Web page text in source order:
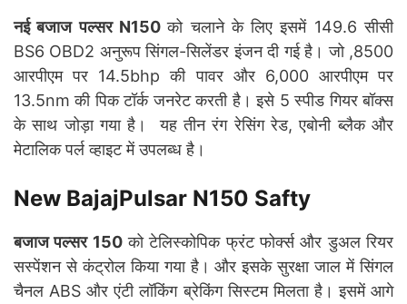
नई बजाज पल्सर N150को चलाने के लिए इसमें 149.6 सीसी
BS6 OBD2 अनुरूप सिंगल-सिलेंडर इंजन दी गई है। जो ,8500
आरपीएम पर 14.5bhp की पावर और 6,000 आरपीएम पर
13.5nm की पिक टॉर्क जनरेट करती है। इसे 5 स्पीड गियर बॉक्स
के साथ जोड़ा गया है। यह तीन रंग रेसिंग रेड, एबोनी ब्लैक और
मेटालिक पर्ल व्हाइट में उपलब्ध है।
New BajajPulsar N150 Safty
बजाज पल्सर 150को टेलिस्कोपिक फ्रंट फोर्क्स और डुअल रियर
सस्पेंशन से कंट्रोल किया गया है। और इसके सुरक्षा जाल में सिंगल
चैनल ABS और एंटी लॉकिंग ब्रेकिंग सिस्टम मिलता है। इसमें आगे